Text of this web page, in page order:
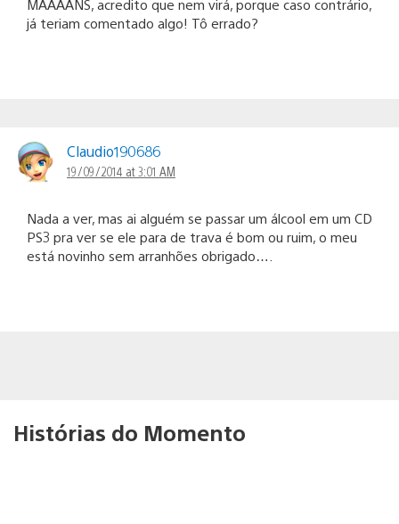
MAAAANS, acredito que nem virá, porque caso contrário,
já teriam comentado algo! Tô errado?
Claudio190686
19/09/2014 at 3:01 AM
Nada a ver, mas ai alguém se passar um álcool em um CD
PS3 pra ver se ele para de trava é bom ou ruim, o meu
está novinho sem arranhões obrigado….
Histórias do Momento